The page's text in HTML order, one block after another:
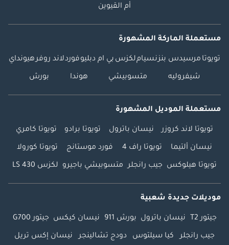
أم القيوين
مستعملة الماركة المشهورة
تويوتا مرسيدس بنزنسياملكزس بي ام دبليوفوردلاند روفرهيونداي
شيفروليه متسوبيشي هوندا بورش
مستعملة الموديل المشهورة
تويوتا لاند كروزر نيسان باترول تويوتا برادو تويوتا كامري
نيسان ألتيما تويوتا راف 4 فورد موستانج تويوتا كورولا
تويوتا هيلوكس جيب رانجلر متسوبيشي باجيرو لكزس LS 430
موديلات جديدة شعبية
جيتور T2 نيسان باترول بورش 911 نيسان كيكس جيتور G700
جيب رانجلر كيا سيلتوس دودج تشالينجر نيسان إكس تريل